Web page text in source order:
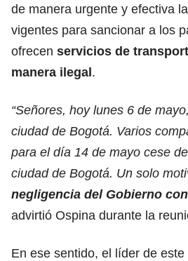
de manera urgente y efectiva
vigentes para sancionar a los
ofrecen servicios de
manera ilegal.
“Señores, hoy lunes 6 de
ciudad de Bogotá. Varios
para el día 14 de mayo cese
ciudad de Bogotá. Un solo
negligencia del Gobierno
advirtió Ospina durante la
En ese sentido, el líder de